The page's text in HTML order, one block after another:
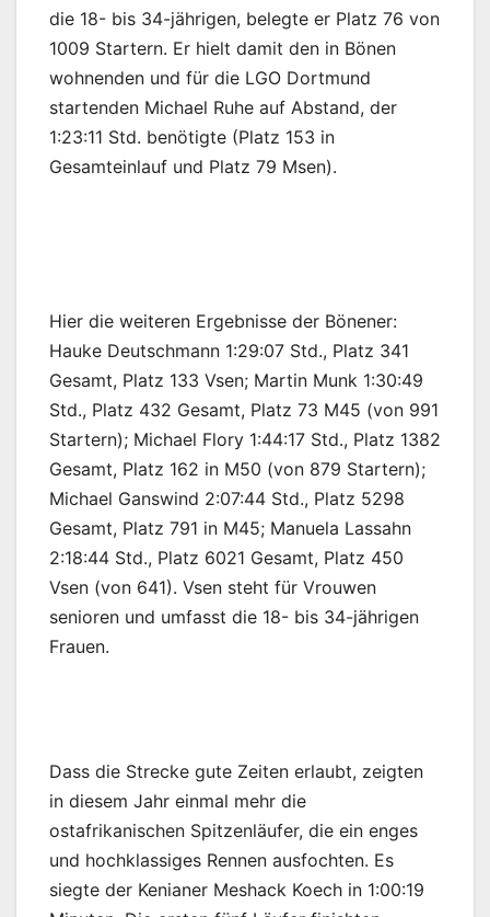
die 18- bis 34-jährigen, belegte er Platz 76 von
1009 Startern. Er hielt damit den in Bönen
wohnenden und für die LGO Dortmund
startenden Michael Ruhe auf Abstand, der
1:23:11 Std. benötigte (Platz 153 in
Gesamteinlauf und Platz 79 Msen).
Hier die weiteren Ergebnisse der Bönener:
Hauke Deutschmann 1:29:07 Std., Platz 341
Gesamt, Platz 133 Vsen; Martin Munk 1:30:49
Std., Platz 432 Gesamt, Platz 73 M45 (von 991
Startern); Michael Flory 1:44:17 Std., Platz 1382
Gesamt, Platz 162 in M50 (von 879 Startern);
Michael Ganswind 2:07:44 Std., Platz 5298
Gesamt, Platz 791 in M45; Manuela Lassahn
2:18:44 Std., Platz 6021 Gesamt, Platz 450
Vsen (von 641). Vsen steht für Vrouwen
senioren und umfasst die 18- bis 34-jährigen
Frauen.
Dass die Strecke gute Zeiten erlaubt, zeigten
in diesem Jahr einmal mehr die
ostafrikanischen Spitzenläufer, die ein enges
und hochklassiges Rennen ausfochten. Es
siegte der Kenianer Meshack Koech in 1:00:19